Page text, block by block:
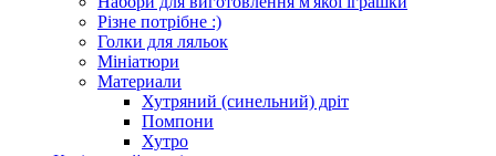
Різне потрібне :)
Голки для ляльок
Мініатюри
Материали
Хутряний (синельний) дріт
Помпони
Хутро